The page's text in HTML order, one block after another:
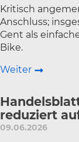
Kritisch
Anschluss;
Gent als
Bike.
Weiter
reduziert
09.06.2026